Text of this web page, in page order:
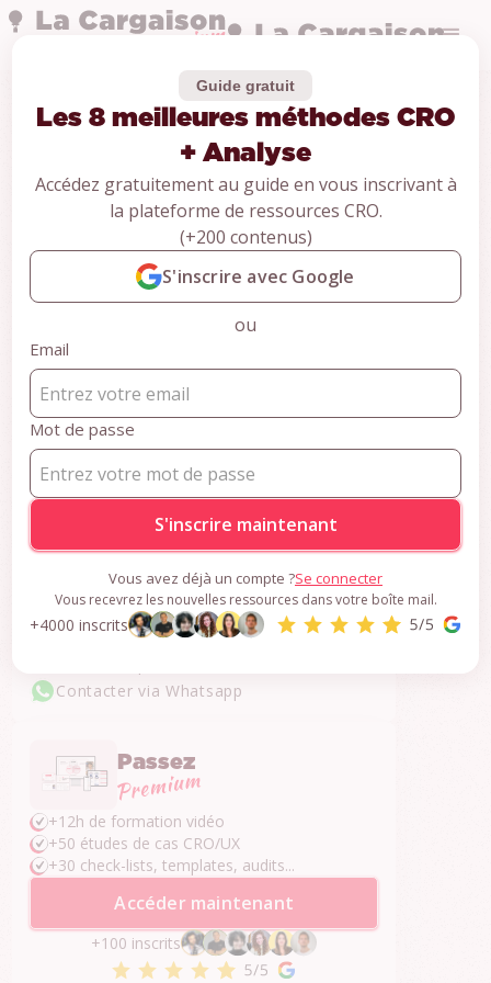
Guide gratuit
Les 8 meilleures méthodes CRO
+ Analyse
Accédez gratuitement au guide en vous inscrivant à
la plateforme de ressources CRO.
(+200 contenus)
S'inscrire avec Google
ou
Email
Mot de passe
Vous avez déjà un compte ?Se connecter
Vous recevrez les nouvelles ressources dans votre boîte mail.
+4000 inscrits
Guides
Les 8 meilleures
méthodes CRO +
Analyse
CONTENU RÉSERVÉ AUX MEMBRES
Pour accéder au contenu,
inscrivez-vous gratuitement et
accédez à +100 ressources
CRO
S'inscrire gratuitement
Une question ?
Je réponds dans les 24h.
Contacter via Whatsapp
Passez
+12h de formation vidéo
+50 études de cas CRO/UX
+30 check-lists, templates, audits...
Accéder maintenant
+100 inscrits